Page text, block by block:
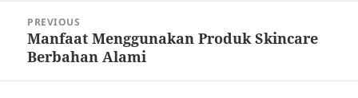
navigation
PREVIOUS
Previous
post:
Manfaat Menggunakan Produk Skincare
Berbahan Alami